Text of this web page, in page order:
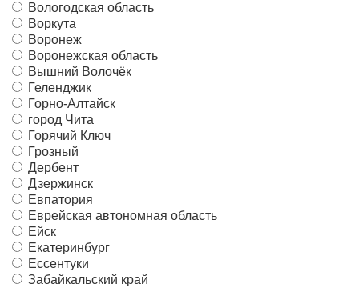
Вологодская область
Воркута
Воронеж
Воронежская область
Вышний Волочёк
Геленджик
Горно-Алтайск
город Чита
Горячий Ключ
Грозный
Дербент
Дзержинск
Евпатория
Еврейская автономная область
Ейск
Екатеринбург
Ессентуки
Забайкальский край